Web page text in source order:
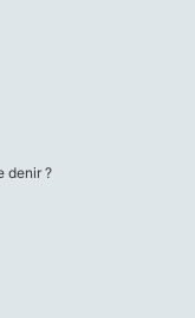
denir ?